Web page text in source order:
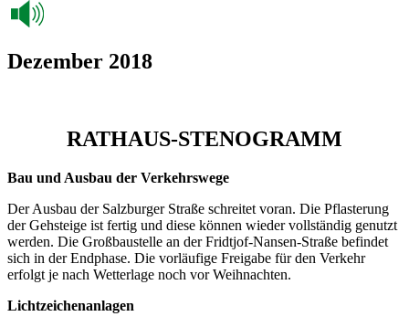
Dezember 2018
RATHAUS-STENOGRAMM
Bau und Ausbau der Verkehrswege
Der Ausbau der Salzburger Straße schreitet voran. Die Pflasterung
der Gehsteige ist fertig und diese können wieder vollständig genutzt
werden. Die Großbaustelle an der Fridtjof-Nansen-Straße befindet
sich in der Endphase. Die vorläufige Freigabe für den Verkehr
erfolgt je nach Wetterlage noch vor Weihnachten.
Lichtzeichenanlagen